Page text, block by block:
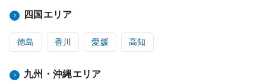
四国エリア
徳島 香川 愛媛 高知
九州・沖縄エリア